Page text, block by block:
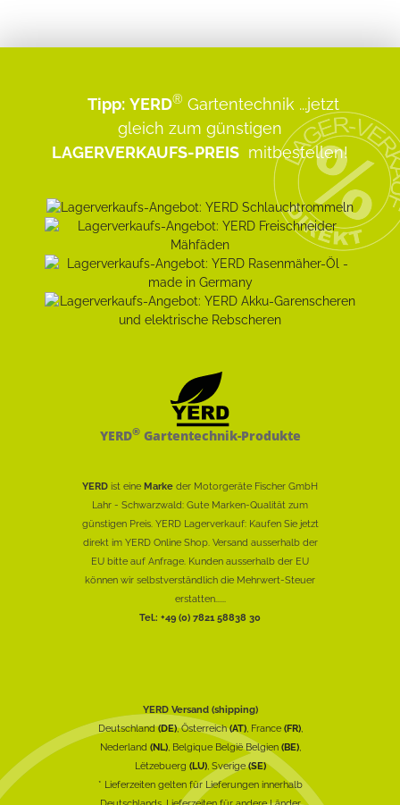
Tipp: YERD® Gartentechnik ...jetzt
gleich zum günstigen
LAGERVERKAUFS-PREIS mitbestellen!
YERD®Gartentechnik-Produkte
YERD ist eine Marke der Motorgeräte Fischer GmbH
Lahr - Schwarzwald: Gute Marken-Qualität zum
günstigen Preis. YERD Lagerverkauf: Kaufen Sie jetzt
direkt im YERD Online Shop. Versand ausserhalb der
EU bitte auf Anfrage. Kunden ausserhalb der EU
können wir selbstverständlich die Mehrwert-Steuer
erstatten......
Tel.: +49 (0) 7821 58838 30
YERD Versand (shipping)
Deutschland(DE), Österreich(AT), France (FR),
Nederland (NL), Belgique België Belgien (BE),
Lëtzebuerg (LU), Sverige(SE)
* Lieferzeiten gelten für Lieferungen innerhalb